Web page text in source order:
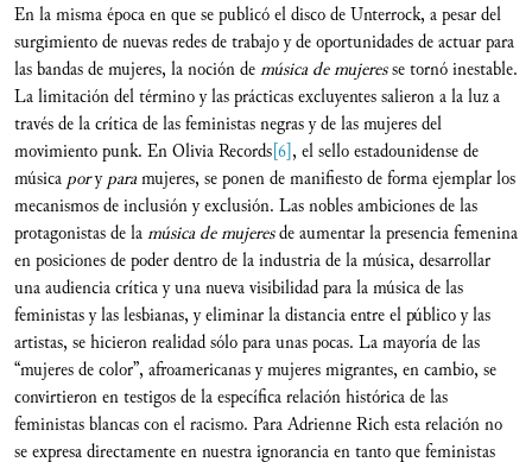
En la misma época en que se publicó el disco de Unterrock, a pesar del
surgimiento de nuevas redes de trabajo y de oportunidades de actuar para
las bandas de mujeres, la noción demúsica de mujeresse tornó inestable.
La limitación del término y las prácticas excluyentes salieron a la luz a
través de la crítica de las feministas negras y de las mujeres del
movimiento punk. En Olivia Records[6], el sello estadounidense de
música poryparamujeres, se ponen de manifiesto de forma ejemplar los
mecanismos de inclusión y exclusión. Las nobles ambiciones de las
protagonistas de lamúsica de mujeresde aumentar la presencia femenina
en posiciones de poder dentro de la industria de la música, desarrollar
una audiencia crítica y una nueva visibilidad para la música de las
feministas y las lesbianas, y eliminar la distancia entre el público y las
artistas, se hicieron realidad sólo para unas pocas. La mayoría de las
“mujeres de color”, afroamericanas y mujeres migrantes, en cambio, se
convirtieron en testigos de la específica relación histórica de las
feministas blancas con el racismo. Para Adrienne Rich esta relación no
se expresa directamente en nuestra ignorancia en tanto que feministas